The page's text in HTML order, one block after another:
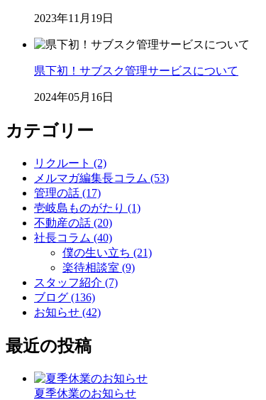
2023年11月19日
県下初！サブスク管理サービスについて
2024年05月16日
カテゴリー
リクルート (2)
メルマガ編集長コラム (53)
管理の話 (17)
壱岐島ものがたり (1)
不動産の話 (20)
社長コラム (40)
僕の生い立ち (21)
楽待相談室 (9)
スタッフ紹介 (7)
ブログ (136)
お知らせ (42)
最近の投稿
夏季休業のお知らせ